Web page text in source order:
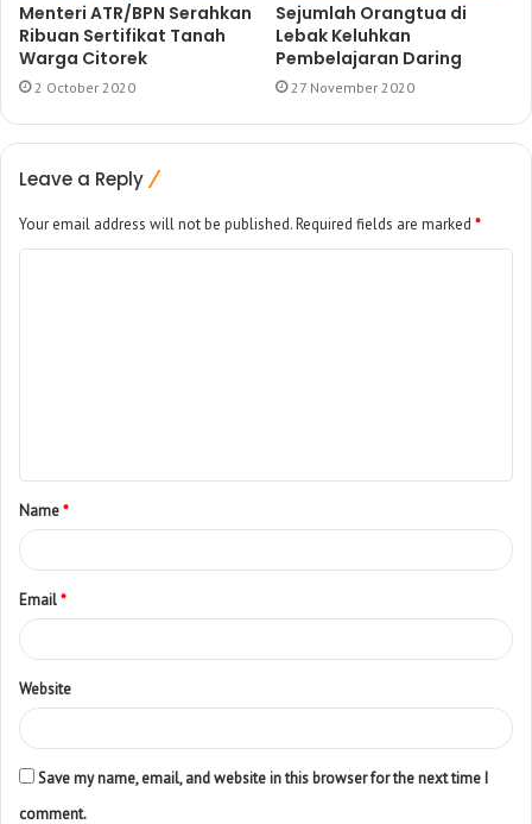
Menteri ATR/BPN Serahkan
Ribuan Sertifikat Tanah
Warga Citorek
2 October 2020
Sejumlah Orangtua di
Lebak Keluhkan
Pembelajaran Daring
27 November 2020
Leave a Reply
Your email address will not be published.Required fields are marked *
Name*
Email*
Website
Save my name, email, and website in this browser for the next time I
comment.